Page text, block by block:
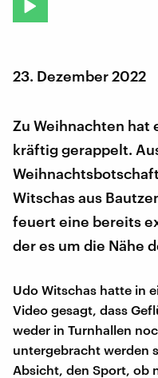
23. Dezember 2022
Zu Weihnachten hat
kräftig gerappelt.
Witschas aus
feuert eine bereits
der es um die Nähe
Udo Witschas hatte in
Video gesagt, dass
weder in Turnhallen
untergebracht werden
Absicht, den Sport, ob